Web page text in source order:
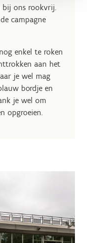
bij ons rookvrij.
campagne
enkel te roken
aan het
je wel mag
bordje en
je wel om
opgroeien.